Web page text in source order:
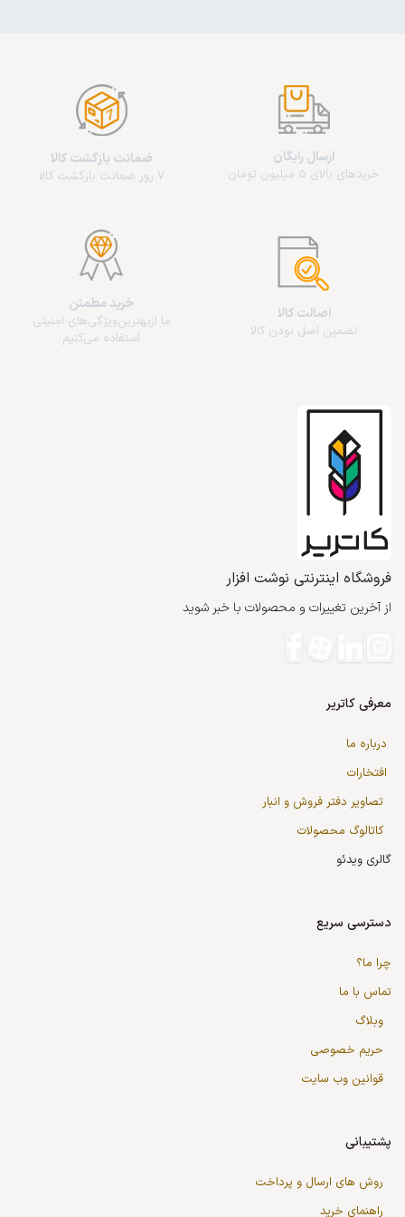
ارسال رایگان
خریدهای بالای 5 میلیون تومان
ضمانت بازگشت کالا
7 روز ضمانت بازگشت کالا
اصالت کالا
تضمین اصل بودن کالا
خرید مطمئن
ما از‌بهترین‌ویژگی‌های امنیتی
استفاده می‌کنیم
فروشگاه اینترنتی نوشت افزار
از آخرین تغییرات و محصولات با خبر شوید
معرفی کاتریر
درباره ما
افتخارات
تصاویر دفتر فروش و انبار
کاتالوگ محصولات
گالری ویدئو
دسترسی سریع
چرا ما؟
تماس با ما
وبلاگ
حریم خصوصی
قوانین وب سایت
پشتیبانی
روش های ارسال و پرداخت
راهنمای خرید